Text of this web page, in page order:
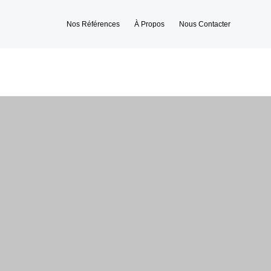
Nos Références À Propos Nous Contacter